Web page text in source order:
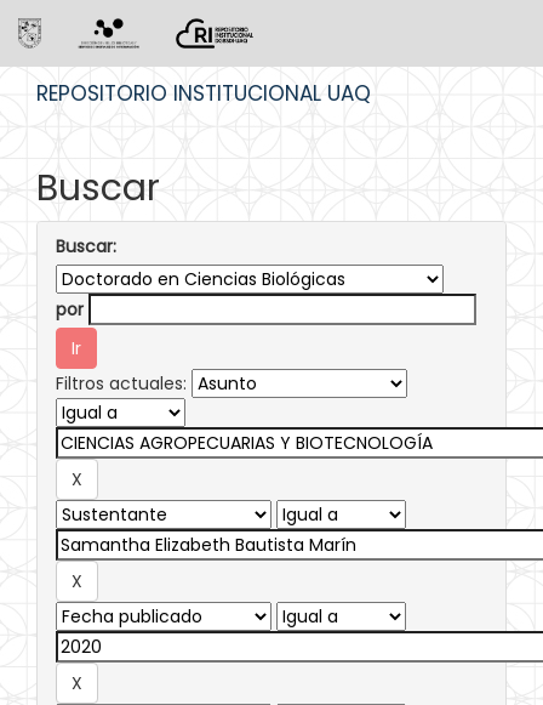
REPOSITORIO INSTITUCIONAL UAQ
Buscar
Buscar:
por
Filtros actuales: